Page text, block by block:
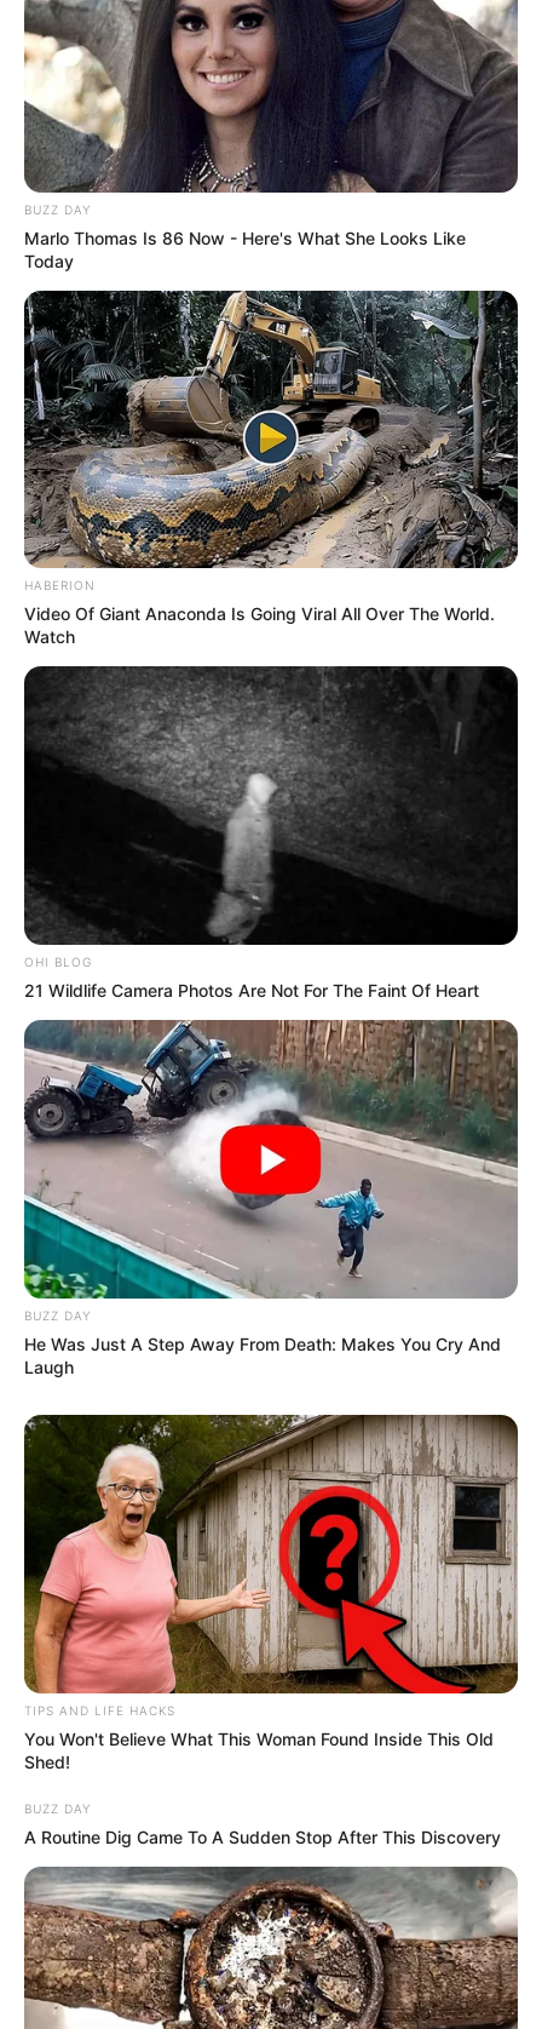
BUZZ DAY
Marlo Thomas Is 86 Now - Here's What She Looks Like
Today
HABERION
Video Of Giant Anaconda Is Going Viral All Over The World.
Watch
OHI BLOG
21 Wildlife Camera Photos Are Not For The Faint Of Heart
BUZZ DAY
He Was Just A Step Away From Death: Makes You Cry And
Laugh
TIPS AND LIFE HACKS
You Won't Believe What This Woman Found Inside This Old
Shed!
BUZZ DAY
A Routine Dig Came To A Sudden Stop After This Discovery